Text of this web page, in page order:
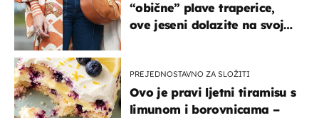
“obične” plave traperice,
ove jeseni dolazite na svoje
PREJEDNOSTAVNO ZA SLOŽITI
Ovo je pravi ljetni tiramisu s
limunom i borovnicama –